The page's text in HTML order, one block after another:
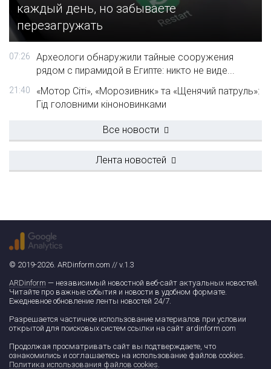
каждый день, но забываете
перезагружать
07:26
Археологи обнаружили тайные сооружения
рядом с пирамидой в Египте: никто не виде...
21:40
«Мотор Сіті», «Морозивник» та «Щенячий патруль»:
Гід головними кіноновинками
Все новости
Лента новостей
© 2019-2026. ARDinform.com // v.1.3
ARDinform — независимый новостной веб-сайт актуальных новостей.
Читайте про важные события и новости в удобном формате.
Ежедневное обновление ленты новостей 24/7.
Разрешается частичное использование материалов при условии
открытой для поисковых систем ссылки на сайт ardinform.com
Продолжая просматривать сайт вы подтверждаете, что
ознакомились и соглашаетесь на использование файлов cookies.
Политика использования файлов cookies.